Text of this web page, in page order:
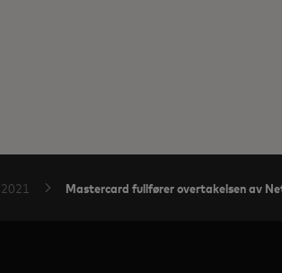
2021 Mastercard fullfører overtakelsen av